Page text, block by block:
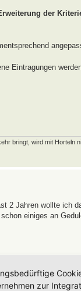
der
Eintragungen
bringt, wird mit Horteln
2 Jahren wollte ich
einiges an
zur